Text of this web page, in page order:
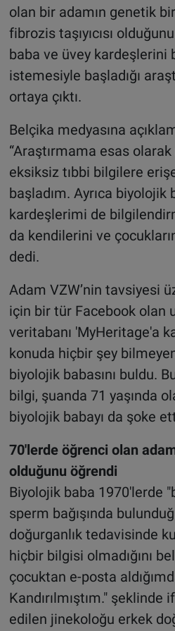
olan bir adamın genetik
fibrozis taşıyıcısı
baba ve üvey kardeşlerini
istemesiyle başladığı
ortaya çıktı.
Belçika medyasına
“Araştırmama esas
eksiksiz tıbbi bilgilere
başladım. Ayrıca biyolojik
kardeşlerimi de
da kendilerini ve
dedi.
Adam VZW’nin tavsiyesi
için bir tür Facebook olan
veritabanı 'MyHeritage'a
konuda hiçbir şey
biyolojik babasını buldu.
bilgi, şuanda 71 yaşında
biyolojik babayı da şoke
70'lerde öğrenci olan
olduğunu öğrendi
Biyolojik baba 1970'lerde
sperm bağışında
doğurganlık tedavisinde
hiçbir bilgisi olmadığını
çocuktan e-posta
Kandırılmıştım." şeklinde
edilen jinekoloğu erkek